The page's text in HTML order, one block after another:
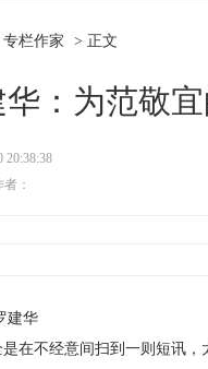
专栏作家 > 正文
华：为范敬
20:38:38
者：
华
不经意间扫到一则短讯，